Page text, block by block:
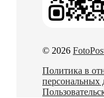
© 2026
Политика в
персональных